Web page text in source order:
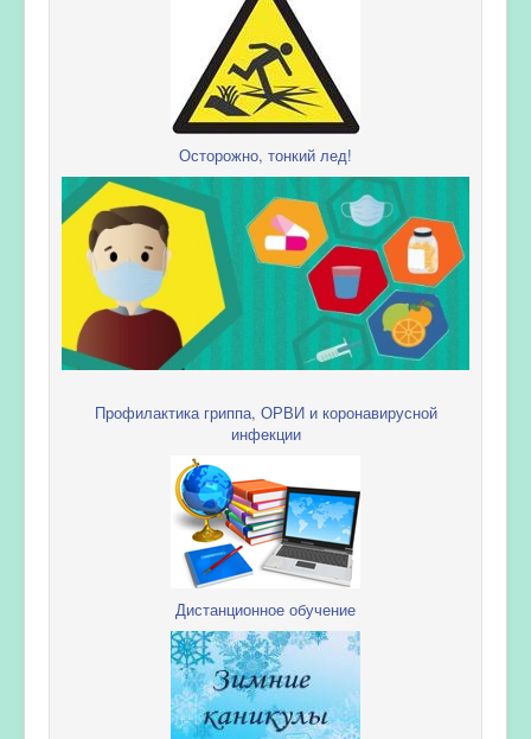
Осторожно, тонкий лед!
Профилактика гриппа, ОРВИ и коронавирусной
инфекции
Дистанционное обучение